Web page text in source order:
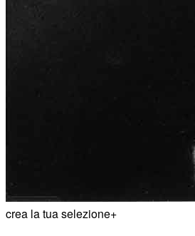
crea la tua selezione+